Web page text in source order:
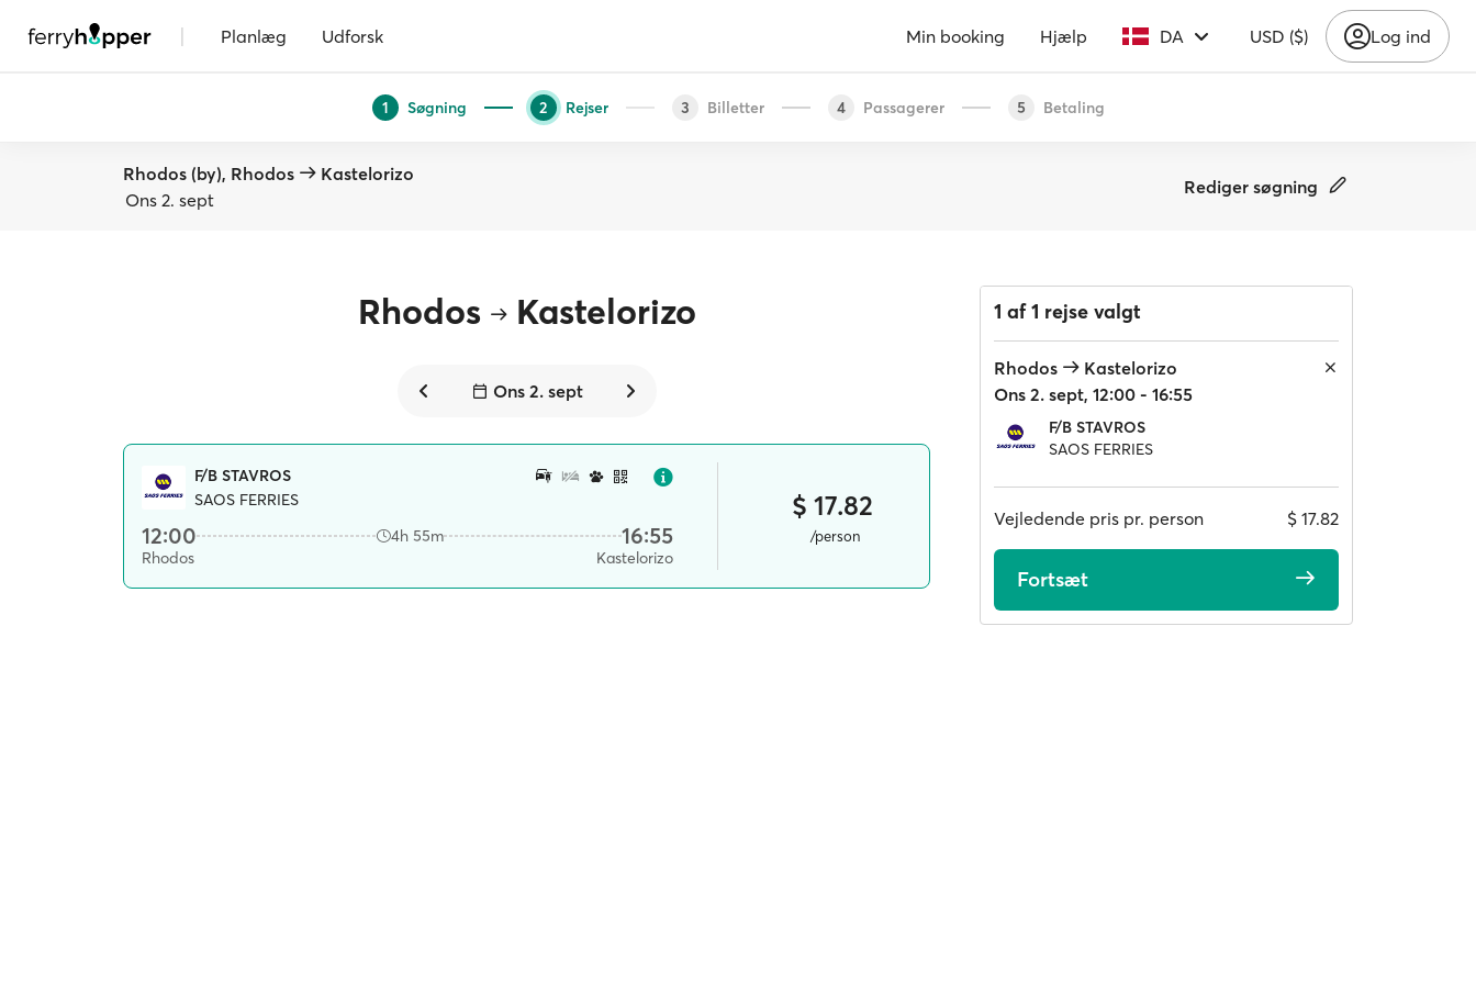
| Planlæg Udforsk Min booking Hjælp DA USD ($) Log ind
1 Søgning 2 Rejser 3 Billetter 4 Passagerer 5 Betaling
Rhodos (by), Rhodos
Kastelorizo
Ons 2. sept
Rediger søgning
Rhodos Kastelorizo
Ons 2. sept
F/B STAVROS
SAOS FERRIES
12:00 4h 55m 16:55
Rhodos Kastelorizo
$ 17.82
/person
1 af 1 rejse valgt
Rhodos
Kastelorizo
Ons 2. sept, 12:00 - 16:55
F/B STAVROS
SAOS FERRIES
Vejledende pris pr. person $ 17.82
Fortsæt